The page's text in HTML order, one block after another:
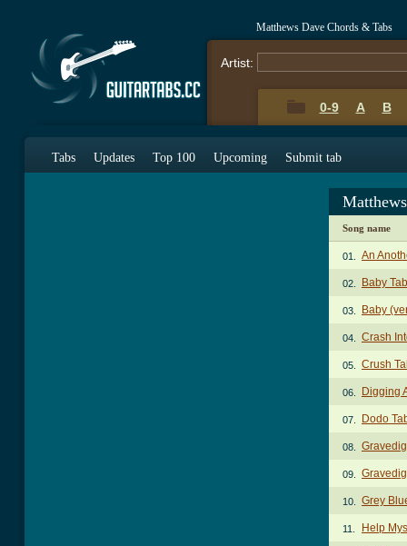
Matthews Dave Chords & Tabs
Artist:
0-9 A B
Tabs Updates Top 100 Upcoming Submit tab
Song name
01. An
02. Baby Tab
03. Baby
04. Crash
05. Crush
06. Digging
07. Dodo
08.
09.
10. Grey
11. Help